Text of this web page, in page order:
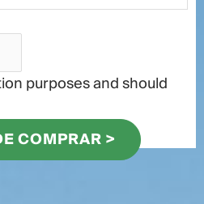
purposes and should